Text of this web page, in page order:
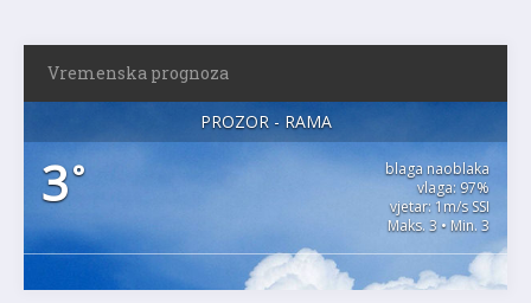
Vremenska prognoza
PROZOR - RAMA
3°
blaga naoblaka
vlaga: 97%
vjetar: 1m/s SSI
Maks. 3 • Min. 3